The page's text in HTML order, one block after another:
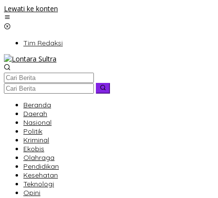
Lewati ke konten
Tim Redaksi
Beranda
Daerah
Nasional
Politik
Kriminal
Ekobis
Olahraga
Pendidikan
Kesehatan
Teknologi
Opini